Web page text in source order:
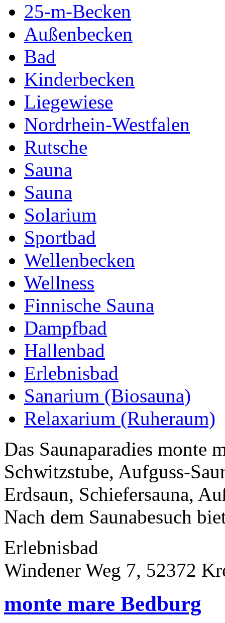
25-m-Becken
Außenbecken
Bad
Kinderbecken
Liegewiese
Nordrhein-Westfalen
Rutsche
Sauna
Sauna
Solarium
Sportbad
Wellenbecken
Wellness
Finnische Sauna
Dampfbad
Hallenbad
Erlebnisbad
Sanarium (Biosauna)
Relaxarium (Ruheraum)
Das Saunaparadies monte
Schwitzstube, Aufguss-
Erdsaun, Schiefersauna,
Nach dem Saunabesuch
Erlebnisbad
Windener Weg 7, 52372
monte mare Bedburg